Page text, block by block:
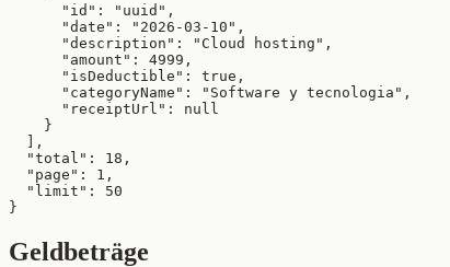
      "id": "uuid",
      "date": "2026-03-10",
      "description": "Cloud hosting",
      "amount": 4999,
      "isDeductible": true,
      "categoryName": "Software y tecnologia",
      "receiptUrl": null
    }
  ],
  "total": 18,
  "page": 1,
  "limit": 50
}
Geldbeträge